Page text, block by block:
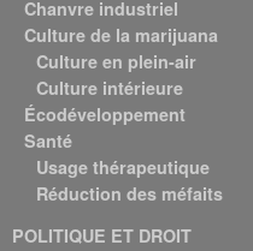
Chanvre industriel
Culture de la marijuana
Culture en plein-air
Culture intérieure
Écodéveloppement
Santé
Usage thérapeutique
Réduction des méfaits
POLITIQUE ET DROIT